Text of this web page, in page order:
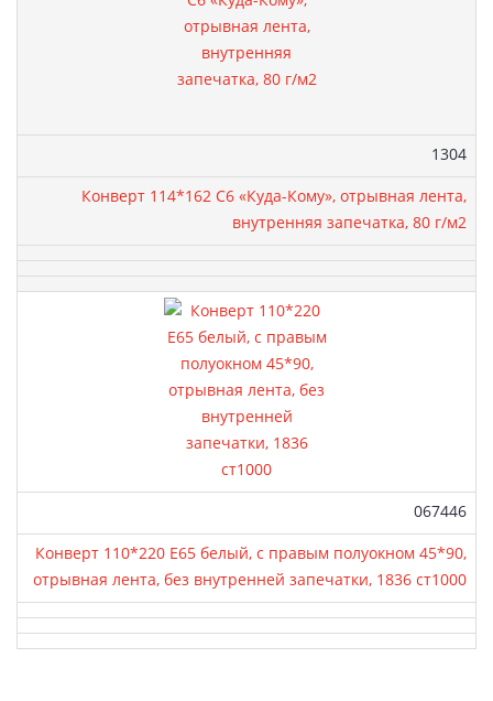
1304
Конверт 114*162 С6 «Куда-Кому», отрывная лента,
внутренняя запечатка, 80 г/м2
Артикул:
067446
Конверт 110*220 Е65 белый, с правым полуокном 45*90,
отрывная лента, без внутренней запечатки, 1836 ст1000